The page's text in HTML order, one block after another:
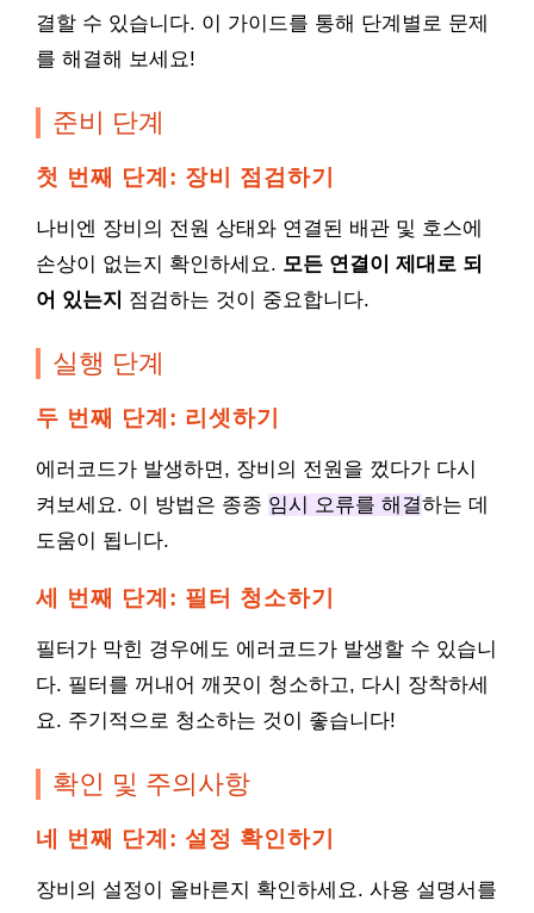
결할 수 있습니다. 이 가이드를 통해 단계별로 문제
를 해결해 보세요!
준비 단계
첫 번째 단계: 장비 점검하기
나비엔 장비의 전원 상태와 연결된 배관 및 호스에
손상이 없는지 확인하세요. 모든 연결이 제대로 되
어 있는지 점검하는 것이 중요합니다.
실행 단계
두 번째 단계: 리셋하기
에러코드가 발생하면, 장비의 전원을 껐다가 다시
켜보세요. 이 방법은 종종 임시 오류를 해결하는 데
도움이 됩니다.
세 번째 단계: 필터 청소하기
필터가 막힌 경우에도 에러코드가 발생할 수 있습니
다. 필터를 꺼내어 깨끗이 청소하고, 다시 장착하세
요. 주기적으로 청소하는 것이 좋습니다!
확인 및 주의사항
네 번째 단계: 설정 확인하기
장비의 설정이 올바른지 확인하세요. 사용 설명서를